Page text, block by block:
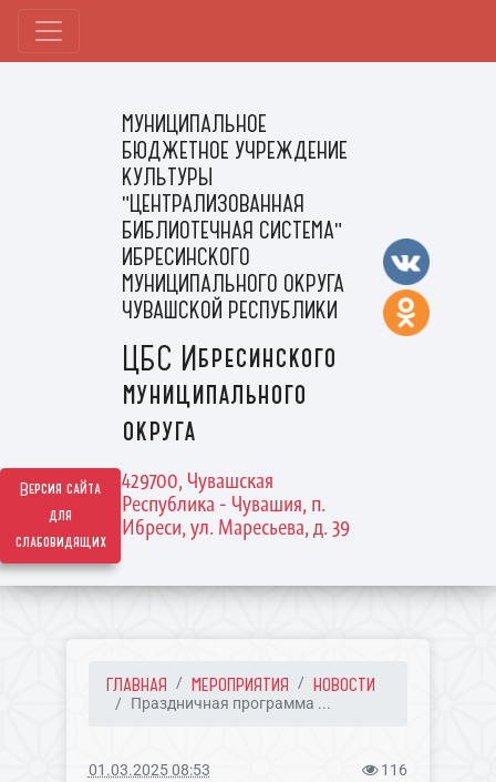
Версия сайта
для
слабовидящих
МУНИЦИПАЛЬНОЕ
БЮДЖЕТНОЕ УЧРЕЖДЕНИЕ
КУЛЬТУРЫ
"ЦЕНТРАЛИЗОВАННАЯ
БИБЛИОТЕЧНАЯ СИСТЕМА"
ИБРЕСИНСКОГО
МУНИЦИПАЛЬНОГО ОКРУГА
ЧУВАШСКОЙ РЕСПУБЛИКИ
ЦБС Ибресинского
муниципального
округа
429700, Чувашская
Республика - Чувашия, п.
Ибреси, ул. Маресьева, д. 39
ГЛАВНАЯ МЕРОПРИЯТИЯ НОВОСТИ
Праздничная программа ...
01.03.2025 08:53 116